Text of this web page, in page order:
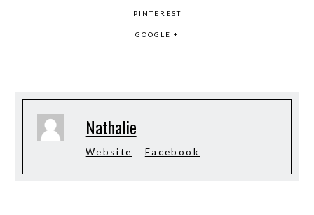
PINTEREST
GOOGLE +
Nathalie
Website Facebook